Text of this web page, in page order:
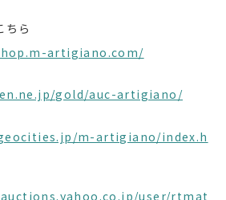
ちら
artigiano.com/
gold/auc-artigiano/
m-artigiano/index.h
user/rtmat